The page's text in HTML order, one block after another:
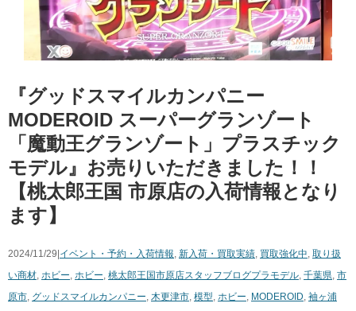
『グッドスマイルカンパニー
MODEROID スーパーグランゾート
「魔動王グランゾート」プラスチック
モデル』お売りいただきました！！
【桃太郎王国 市原店の入荷情報となり
ます】
2024/11/29|イベント・予約・入荷情報 新入荷・買取実績 買取強化中 取り扱
い商材 ホビー ホビー 桃太郎王国市原店スタッフブログプラモデル 千葉県 市
原市 グッドスマイルカンパニー 木更津市 模型 ホビー MODEROID 袖ヶ浦